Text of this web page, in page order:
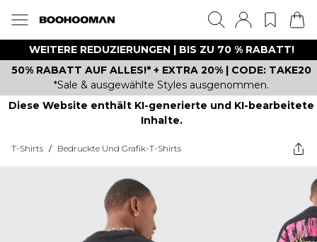
WEITERE REDUZIERUNGEN | BIS ZU 70 % RABATT!
50% RABATT AUF ALLES!* + EXTRA 20% | CODE: TAKE20
*Sale & ausgewählte Styles ausgenommen.
Diese Website enthält KI-generierte und KI-bearbeitete
Inhalte.
T-Shirts / Bedruckte Und Grafik-T-Shirts